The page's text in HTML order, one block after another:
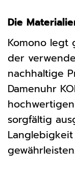
Die
Komono legt
der
nachhaltige
Damenuhr
sorgfältig